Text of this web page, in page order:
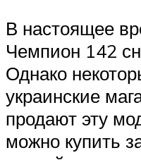
В настоящее
Чемпион 142
Однако
украинские
продают эту
можно купить